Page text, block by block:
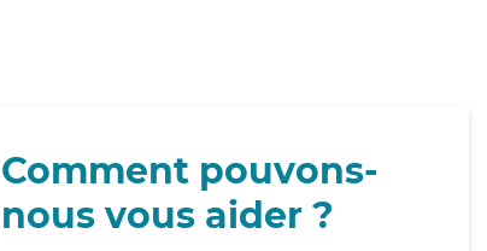
Comment pouvons-
nous vous aider ?